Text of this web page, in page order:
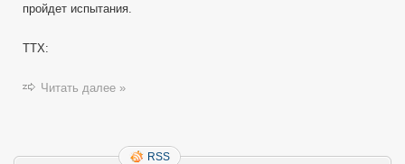
пройдет испытания.
ТТХ:
Читать далее »
RSS